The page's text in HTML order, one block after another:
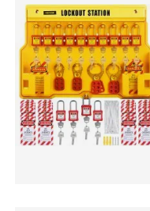
Kit de cargador de